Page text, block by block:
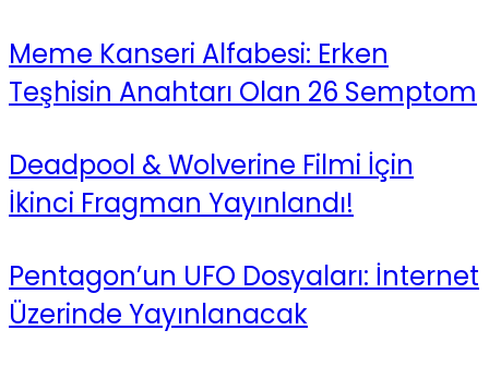
Meme Kanseri Alfabesi: Erken
Teşhisin Anahtarı Olan 26 Semptom
Deadpool & Wolverine Filmi İçin
İkinci Fragman Yayınlandı!
Pentagon’un UFO Dosyaları: İnternet
Üzerinde Yayınlanacak